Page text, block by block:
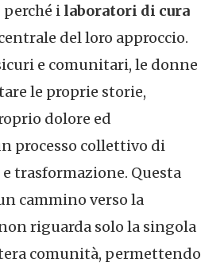
perché i laboratori di cura
del loro approccio.
e comunitari, le donne
le proprie storie,
dolore ed
processo collettivo di
trasformazione. Questa
cammino verso la
riguarda solo la singola
comunità, permettendo